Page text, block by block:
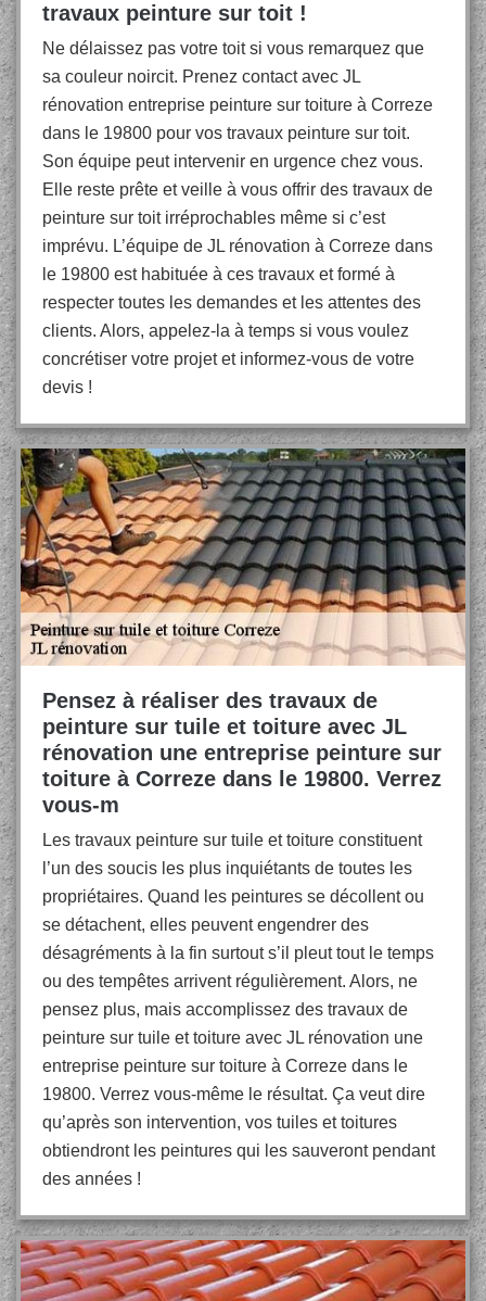
travaux peinture sur toit !
Ne délaissez pas votre toit si vous remarquez que
sa couleur noircit. Prenez contact avec JL
rénovation entreprise peinture sur toiture à Correze
dans le 19800 pour vos travaux peinture sur toit.
Son équipe peut intervenir en urgence chez vous.
Elle reste prête et veille à vous offrir des travaux de
peinture sur toit irréprochables même si c’est
imprévu. L’équipe de JL rénovation à Correze dans
le 19800 est habituée à ces travaux et formé à
respecter toutes les demandes et les attentes des
clients. Alors, appelez-la à temps si vous voulez
concrétiser votre projet et informez-vous de votre
devis !
Pensez à réaliser des travaux de
peinture sur tuile et toiture avec JL
rénovation une entreprise peinture sur
toiture à Correze dans le 19800. Verrez
vous-m
Les travaux peinture sur tuile et toiture constituent
l’un des soucis les plus inquiétants de toutes les
propriétaires. Quand les peintures se décollent ou
se détachent, elles peuvent engendrer des
désagréments à la fin surtout s’il pleut tout le temps
ou des tempêtes arrivent régulièrement. Alors, ne
pensez plus, mais accomplissez des travaux de
peinture sur tuile et toiture avec JL rénovation une
entreprise peinture sur toiture à Correze dans le
19800. Verrez vous-même le résultat. Ça veut dire
qu’après son intervention, vos tuiles et toitures
obtiendront les peintures qui les sauveront pendant
des années !